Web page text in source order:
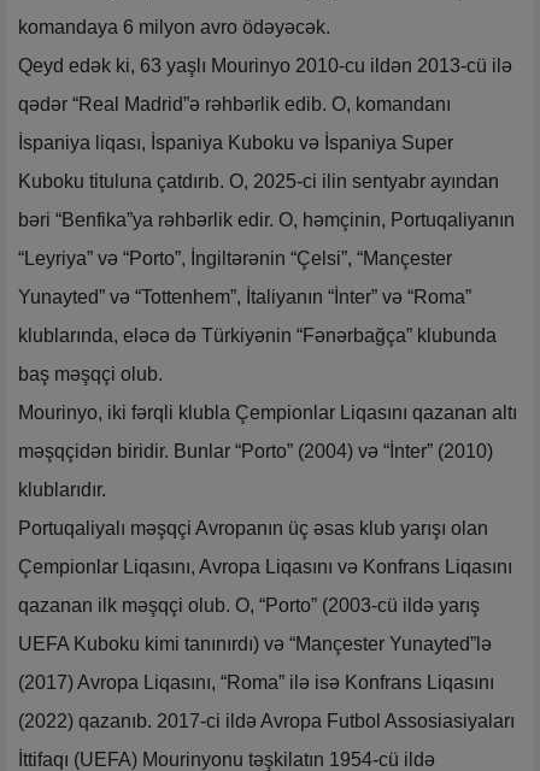
komandaya 6 milyon avro ödəyəcək.
Qeyd edək ki, 63 yaşlı Mourinyo 2010-cu ildən 2013-cü ilə
qədər “Real Madrid”ə rəhbərlik edib. O, komandanı
İspaniya liqası, İspaniya Kuboku və İspaniya Super
Kuboku tituluna çatdırıb. O, 2025-ci ilin sentyabr ayından
bəri “Benfika”ya rəhbərlik edir. O, həmçinin, Portuqaliyanın
“Leyriya” və “Porto”, İngiltərənin “Çelsi”, “Mançester
Yunayted” və “Tottenhem”, İtaliyanın “İnter” və “Roma”
klublarında, eləcə də Türkiyənin “Fənərbağça” klubunda
baş məşqçi olub.
Mourinyo, iki fərqli klubla Çempionlar Liqasını qazanan altı
məşqçidən biridir. Bunlar “Porto” (2004) və “İnter” (2010)
klublarıdır.
Portuqaliyalı məşqçi Avropanın üç əsas klub yarışı olan
Çempionlar Liqasını, Avropa Liqasını və Konfrans Liqasını
qazanan ilk məşqçi olub. O, “Porto” (2003-cü ildə yarış
UEFA Kuboku kimi tanınırdı) və “Mançester Yunayted”lə
(2017) Avropa Liqasını, “Roma” ilə isə Konfrans Liqasını
(2022) qazanıb. 2017-ci ildə Avropa Futbol Assosiasiyaları
İttifaqı (UEFA) Mourinyonu təşkilatın 1954-cü ildə